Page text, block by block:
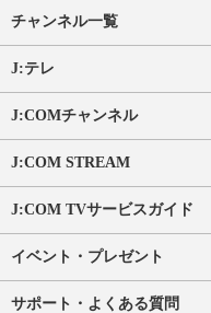
チャンネル一覧
J:テレ
J:COMチャンネル
J:COM STREAM
J:COM TVサービスガイド
イベント・プレゼント
サポート・よくある質問